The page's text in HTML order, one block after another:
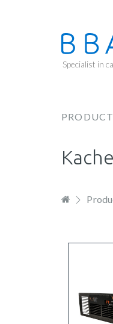
Specialist in